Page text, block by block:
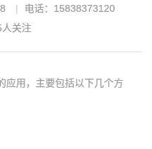
电话：15838373120
人关注
用，主要包括以下几个方